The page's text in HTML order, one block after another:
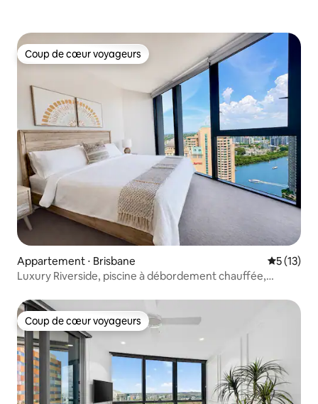
Coup de cœur voyageurs
Coup de cœur voyageurs
Appartement ⋅ Brisbane
5 (13)
Luxury Riverside, piscine à débordement chauffée,
Coup de cœur voyageurs
Coup de cœur voyageurs